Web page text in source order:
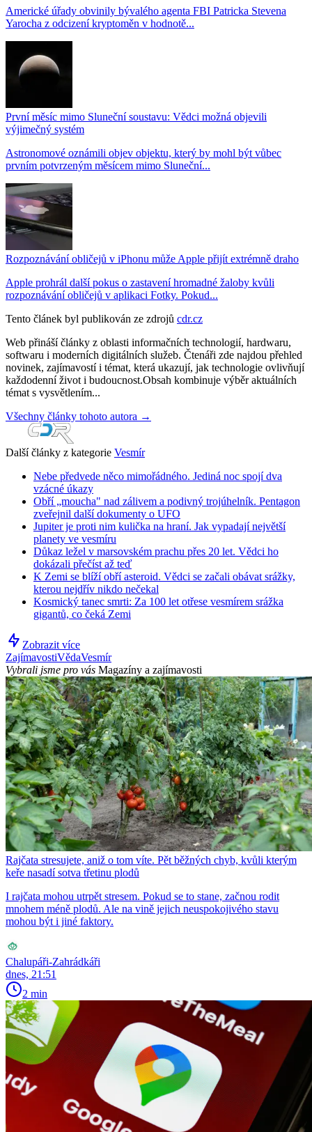
Americké úřady obvinily bývalého agenta FBI Patricka Stevena
Yarocha z odcizení kryptoměn v hodnotě...
První měsíc mimo Sluneční soustavu: Vědci možná objevili
výjimečný systém
Astronomové oznámili objev objektu, který by mohl být vůbec
prvním potvrzeným měsícem mimo Sluneční...
Rozpoznávání obličejů v iPhonu může Apple přijít extrémně draho
Apple prohrál další pokus o zastavení hromadné žaloby kvůli
rozpoznávání obličejů v aplikaci Fotky. Pokud...
Tento článek byl publikován ze zdrojů cdr.cz
Web přináší články z oblasti informačních technologií, hardwaru,
softwaru i moderních digitálních služeb. Čtenáři zde najdou přehled
novinek, zajímavostí i témat, která ukazují, jak technologie ovlivňují
každodenní život i budoucnost.Obsah kombinuje výběr aktuálních
témat s vysvětlením...
Všechny články tohoto autora →
Další články z kategorie Vesmír
Nebe předvede něco mimořádného. Jediná noc spojí dva
vzácné úkazy
Obří „moucha" nad zálivem a podivný trojúhelník. Pentagon
zveřejnil další dokumenty o UFO
Jupiter je proti nim kulička na hraní. Jak vypadají největší
planety ve vesmíru
Důkaz ležel v marsovském prachu přes 20 let. Vědci ho
dokázali přečíst až teď
K Zemi se blíží obří asteroid. Vědci se začali obávat srážky,
kterou nejdřív nikdo nečekal
Kosmický tanec smrti: Za 100 let otřese vesmírem srážka
gigantů, co čeká Zemi
Zobrazit více
ZajímavostiVědaVesmír
Vybrali jsme pro vás Magazíny a zajímavosti
Rajčata stresujete, aniž o tom víte. Pět běžných chyb, kvůli kterým
keře nasadí sotva třetinu plodů
I rajčata mohou utrpět stresem. Pokud se to stane, začnou rodit
mnohem méně plodů. Ale na vině jejich neuspokojivého stavu
mohou být i jiné faktory.
Chalupáři-Zahrádkáři
dnes, 21:51
2 min